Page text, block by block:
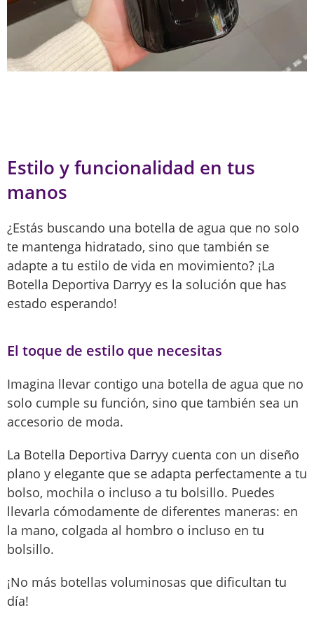
Estilo y funcionalidad en tus
manos
¿Estás buscando una botella de agua que no solo
te mantenga hidratado, sino que también se
adapte a tu estilo de vida en movimiento? ¡La
Botella Deportiva Darryy es la solución que has
estado esperando!
El toque de estilo que necesitas
Imagina llevar contigo una botella de agua que no
solo cumple su función, sino que también sea un
accesorio de moda.
La Botella Deportiva Darryy cuenta con un diseño
plano y elegante que se adapta perfectamente a tu
bolso, mochila o incluso a tu bolsillo. Puedes
llevarla cómodamente de diferentes maneras: en
la mano, colgada al hombro o incluso en tu
bolsillo.
¡No más botellas voluminosas que dificultan tu
día!